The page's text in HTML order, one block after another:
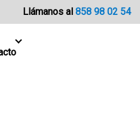
Llámanos al 858 98 02 54